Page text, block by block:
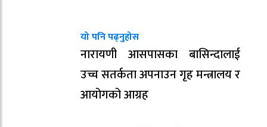
यो पनि पढ्नुहोस
नारायणी आसपासका बासिन्दालाई
उच्च सतर्कता अपनाउन गृह मन्त्रालय र
आयोगको आग्रह